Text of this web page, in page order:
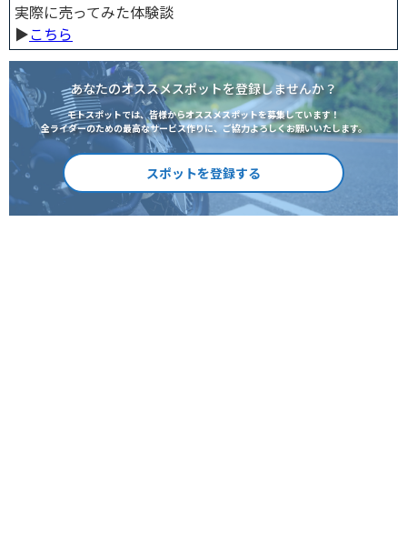
実際に売ってみた体験談
▶︎こちら
あなたのオススメスポットを登録しませんか？
モトスポットでは、皆様からオススメスポットを募集しています！
全ライダーのための最高なサービス作りに、ご協力よろしくお願いいたします。
スポットを登録する